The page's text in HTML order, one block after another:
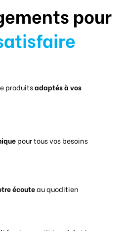
pour
produitsadaptés à vos
pour tous vos besoins
écouteau quoditien